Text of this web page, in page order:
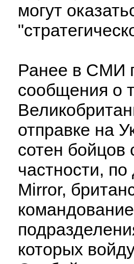
могут
Ранее в СМИ
сообщения о
отправке на
сотен бойцов
частности,
Mirror,
которых